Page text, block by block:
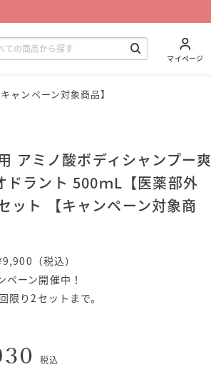
マイページ
ャンペーン対象商品】
アミノ酸ボディシャンプー爽
ドラント 500ｍL【医薬部外
ット 【キャンペーン対象商
（税込）
ペーン開催中！
限り2セットまで。
税込